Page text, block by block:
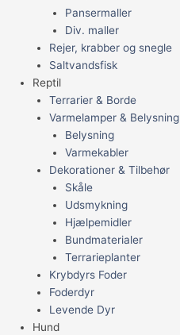
Pansermaller
Div. maller
Rejer, krabber og snegle
Saltvandsfisk
Reptil
Terrarier & Borde
Varmelamper & Belysning
Belysning
Varmekabler
Dekorationer & Tilbehør
Skåle
Udsmykning
Hjælpemidler
Bundmaterialer
Terrarieplanter
Krybdyrs Foder
Foderdyr
Levende Dyr
Hund